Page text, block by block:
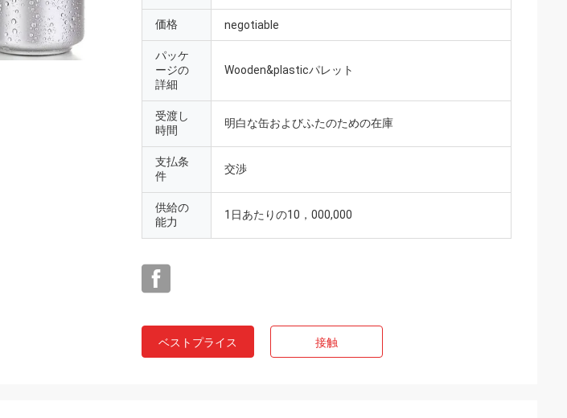
価格 negotiable
パッケ
ージの
詳細
Wooden&plasticパレット
受渡し
時間
明白な缶およびふたのための在庫
支払条
件
交渉
供給の
能力
1日あたりの10，000,000
ベストプライス 接触